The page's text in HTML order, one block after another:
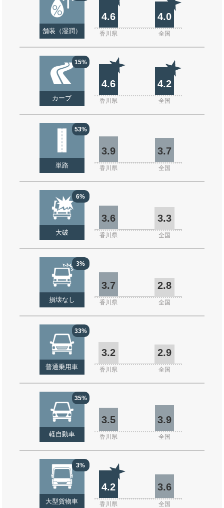
舗装（湿潤）
4.6 4.0
香川県 全国
15%
カーブ
4.6 4.2
香川県 全国
53%
単路
3.9 3.7
香川県 全国
6%
大破
3.6 3.3
香川県 全国
3%
損壊なし
3.7 2.8
香川県 全国
33%
普通乗用車
3.2 2.9
香川県 全国
35%
軽自動車
3.5 3.9
香川県 全国
3%
大型貨物車
4.2 3.6
香川県 全国